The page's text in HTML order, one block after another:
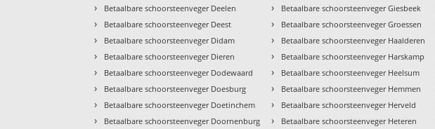
› Betaalbare schoorsteenveger Deelen
› Betaalbare schoorsteenveger Deest
› Betaalbare schoorsteenveger Didam
› Betaalbare schoorsteenveger Dieren
› Betaalbare schoorsteenveger Dodewaard
› Betaalbare schoorsteenveger Doesburg
› Betaalbare schoorsteenveger Doetinchem
› Betaalbare schoorsteenveger Doornenburg
› Betaalbare schoorsteenveger Giesbeek
› Betaalbare schoorsteenveger Groessen
› Betaalbare schoorsteenveger Haalderen
› Betaalbare schoorsteenveger Harskamp
› Betaalbare schoorsteenveger Heelsum
› Betaalbare schoorsteenveger Hemmen
› Betaalbare schoorsteenveger Herveld
› Betaalbare schoorsteenveger Heteren